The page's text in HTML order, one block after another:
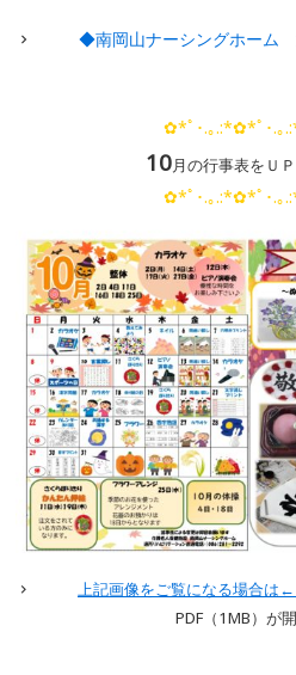
◆南岡山ナーシングホーム
✿*ﾟ･.｡.:*✿*ﾟ･.｡
10月の行事表をＵ
✿*ﾟ･.｡.:*✿*ﾟ･.｡
上記画像をご覧になる場合は←
PDF（1MB）が